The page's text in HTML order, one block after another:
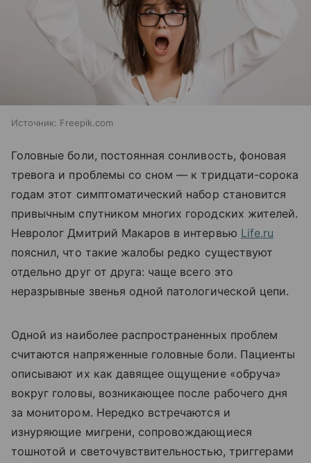
Источник: Freepik.com
Головные боли, постоянная сонливость, фоновая
тревога и проблемы со сном — к тридцати-сорока
годам этот симптоматический набор становится
привычным спутником многих городских жителей.
Невролог Дмитрий Макаров в интервью Life.ru
пояснил, что такие жалобы редко существуют
отдельно друг от друга: чаще всего это
неразрывные звенья одной патологической цепи.
Одной из наиболее распространенных проблем
считаются напряженные головные боли. Пациенты
описывают их как давящее ощущение «обруча»
вокруг головы, возникающее после рабочего дня
за монитором. Нередко встречаются и
изнуряющие мигрени, сопровождающиеся
тошнотой и светочувствительностью, триггерами